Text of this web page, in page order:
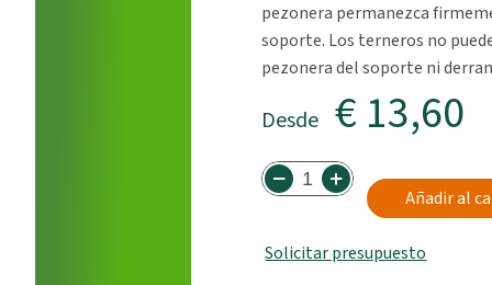
pezonera permanezca
soporte. Los terneros no
pezonera del soporte ni
Desde € 13,60
Añadir al
Solicitar presupuesto